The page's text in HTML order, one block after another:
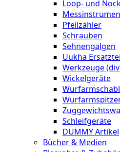
Loop- und
Pfeilzähler
Schrauben
Sehnengalgen
Uukha
Werkzeuge
Wickelgeräte
Schleifgeräte
DUMMY Artikel
Bücher & Medien